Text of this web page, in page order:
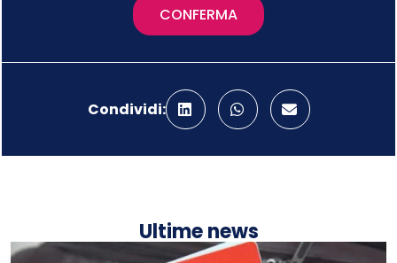
CONFERMA
Condividi:
Ultime news